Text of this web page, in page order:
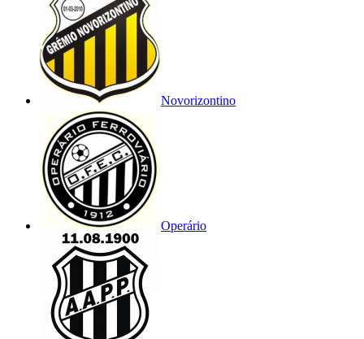
Novorizontino
Operário